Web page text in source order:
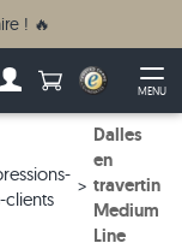
! 🔥
MENU
:Anzahl
clients
Dalles
en
travertin
Medium
Line